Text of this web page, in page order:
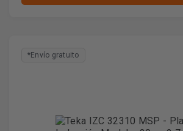
*Envío gratuito